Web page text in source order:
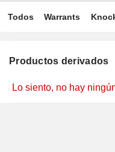
Todos Warrants
Productos derivados
Lo siento, no hay